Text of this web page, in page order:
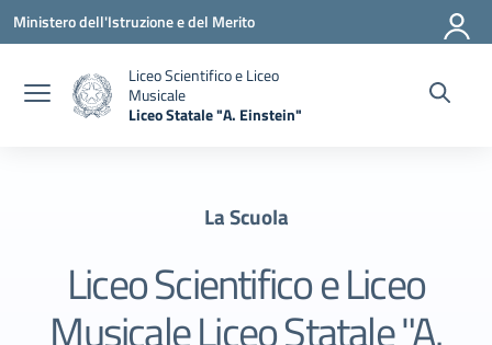
Vai ai contenuti
Vai al menu di navigazione
Vai al footer
Ministero dell'Istruzione e del Merito
Liceo Scientifico e Liceo
Musicale
Liceo Statale "A. Einstein"
La Scuola
Liceo Scientifico e Liceo
Musicale Liceo Statale "A.